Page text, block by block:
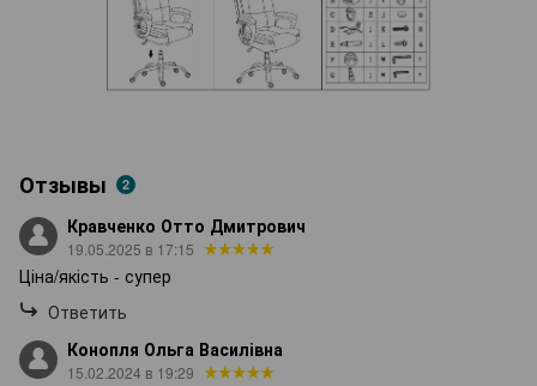
Отзывы 2
Кравченко Отто Дмитрович
19.05.2025 в 17:15
Ціна/якість - супер
Ответить
Конопля Ольга Василівна
15.02.2024 в 19:29